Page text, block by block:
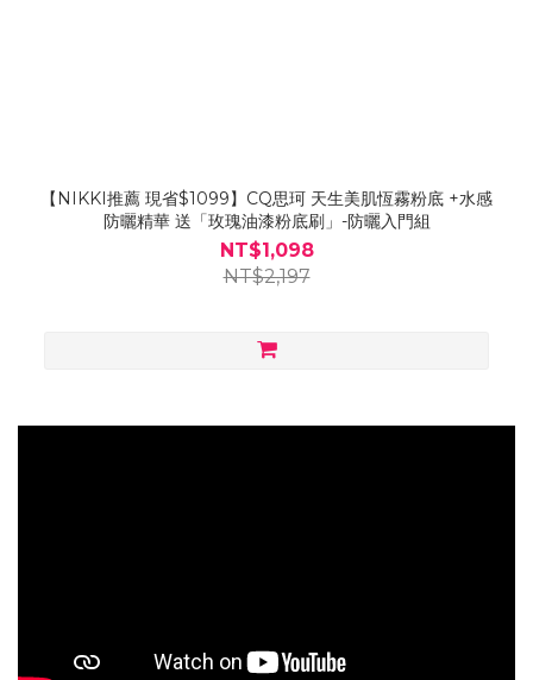
【NIKKI推薦 現省$1099】CQ思珂 天生美肌恆霧粉底 +水感
防曬精華 送「玫瑰油漆粉底刷」-防曬入門組
NT$1,098
NT$2,197